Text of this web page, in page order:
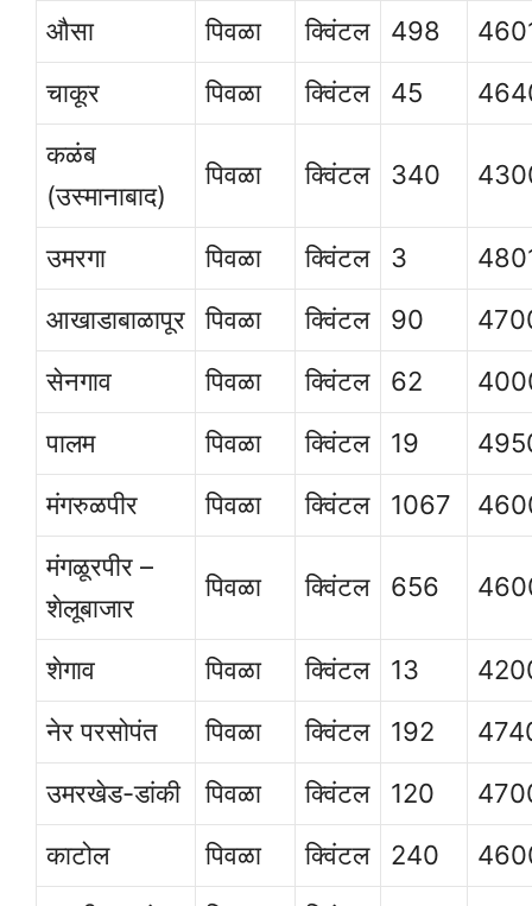
औसा
पिवळा क्विंटल 498
चाकूर
पिवळा क्विंटल 45
कळंब
(उस्मानाबाद)
पिवळा क्विंटल 340
उमरगा पिवळा क्विंटल 3
आखाडाबाळापूर
पिवळा क्विंटल 90
सेनगाव
पिवळा क्विंटल 62
पालम
पिवळा क्विंटल 19
मंगरुळपीर
पिवळा क्विंटल 1067
मंगळूरपीर –
शेलूबाजार
पिवळा क्विंटल 656
शेगाव पिवळा क्विंटल 13
नेर परसोपंत
पिवळा क्विंटल 192
उमरखेड-डांकी
पिवळा क्विंटल 120
काटोल
पिवळा क्विंटल 240